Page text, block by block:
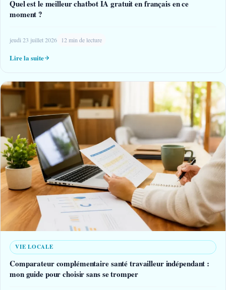
Quel est le meilleur chatbot IA gratuit en français en ce
moment ?
jeudi 23 juillet 2026 12 min de lecture
Lire la suite
VIE LOCALE
Comparateur complémentaire santé travailleur indépendant :
mon guide pour choisir sans se tromper